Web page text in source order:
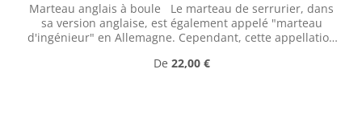
Marteau anglais à boule Le marteau de serrurier, dans
sa version anglaise, est également appelé "marteau
d'ingénieur" en Allemagne. Cependant, cette appellation
engineer », qui, dans ce contexte, désignait en réalité un
Prix régulier :
De 22,00 €